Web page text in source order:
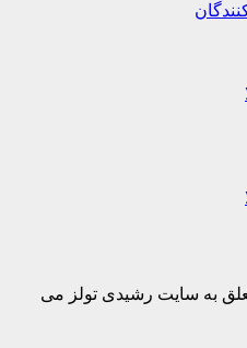
به سایت رشیدی تولز می